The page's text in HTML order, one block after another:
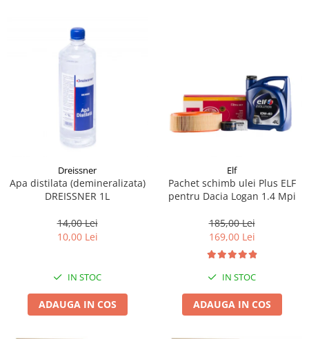
Dreissner
Apa distilata (demineralizata)
DREISSNER 1L
14,00 Lei
10,00 Lei
IN STOC
ADAUGA IN COS
Elf
Pachet schimb ulei Plus ELF
pentru Dacia Logan 1.4 Mpi
185,00 Lei
169,00 Lei
IN STOC
ADAUGA IN COS